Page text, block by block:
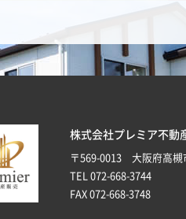
株式会社プレミア不動
〒569-0013 大阪府高槻
TEL 072-668-3744
FAX 072-668-3748